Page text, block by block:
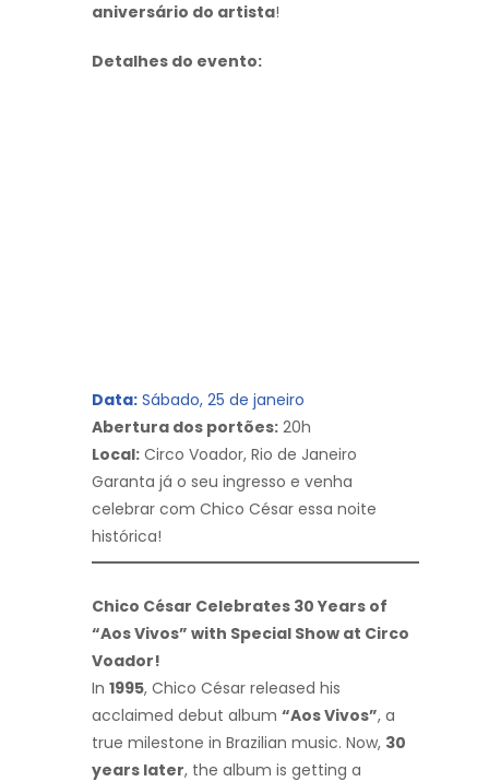
aniversário do artista!
Detalhes do evento:
Data: Sábado, 25 de janeiro
Abertura dos portões: 20h
Local: Circo Voador, Rio de Janeiro
Garanta já o seu ingresso e venha
celebrar com Chico César essa noite
histórica!
Chico César Celebrates 30 Years of
“Aos Vivos” with Special Show at Circo
Voador!
In 1995, Chico César released his
acclaimed debut album “Aos Vivos”, a
true milestone in Brazilian music. Now, 30
years later, the album is getting a